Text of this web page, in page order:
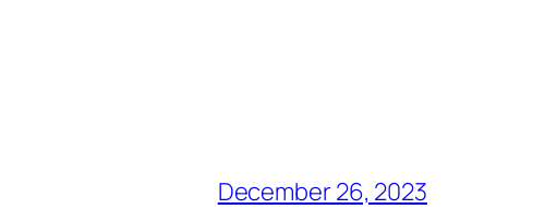
December 26, 2023